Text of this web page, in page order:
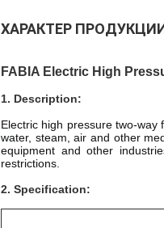
ХАРАКТЕР
FABIA Electric High
1. Description:
Electric high pressure two-
water, steam, air and other
equipment and other
restrictions.
2. Specification: